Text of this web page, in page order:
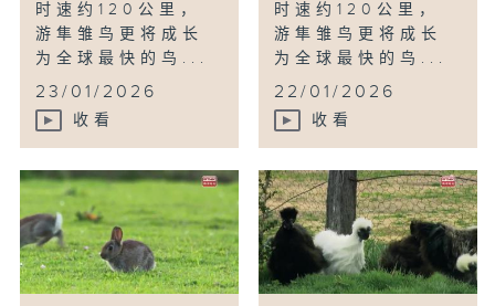
时速约120公里，
游隼雏鸟更将成长
为全球最快的鸟...
23/01/2026
收看
时速约120公里，
游隼雏鸟更将成长
为全球最快的鸟...
22/01/2026
收看